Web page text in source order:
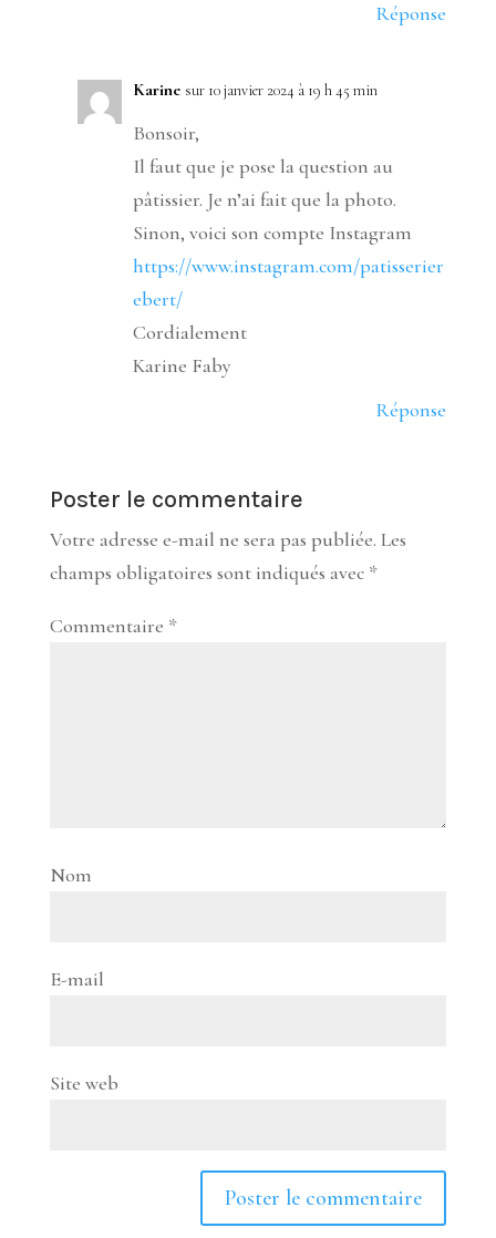
Réponse
Karine sur 10 janvier 2024 à 19 h 45 min
Bonsoir,
Il faut que je pose la question au
pâtissier. Je n’ai fait que la photo.
Sinon, voici son compte Instagram
https://www.instagram.com/patisserier
ebert/
Cordialement
Karine Faby
Réponse
Poster le commentaire
Votre adresse e-mail ne sera pas publiée. Les
champs obligatoires sont indiqués avec *
Commentaire *
Nom
E-mail
Site web